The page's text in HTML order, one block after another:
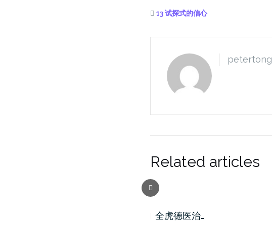
13 试探式的信心
petertong
Related articles
Previous
全虎德医治…